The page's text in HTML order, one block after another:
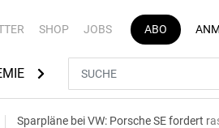
SHOP JOBS ABO
AUTOMARKEN
Sparpläne bei VW: Porsche SE fordert